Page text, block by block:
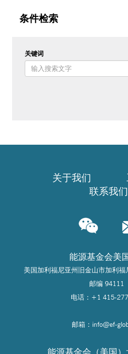
条件检索
关键词
关于我们
联系我们
能源基金会美
美国加利福尼亚州旧金山市加利
邮编 94111
电话：+1 415-
邮箱：info@ef-
能源基金会（美国